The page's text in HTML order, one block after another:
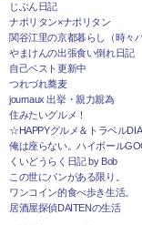
じぶん日記
ナポリタン×ナポリタン
関谷江里の京都暮らし（時々パ
やまけんの出張食い倒れ日記
自己ベスト更新中
つれづれ蕎麦
journaux 出挙・親力親為
住みたいグルメ！
☆HAPPYグルメ＆トラベル
俺は座らない。ハイボール
くいどうらく日記 by Bob
この世にパンがある限り。
ワンコイン的食べ歩き生活。
居酒屋探偵DAITENの生活